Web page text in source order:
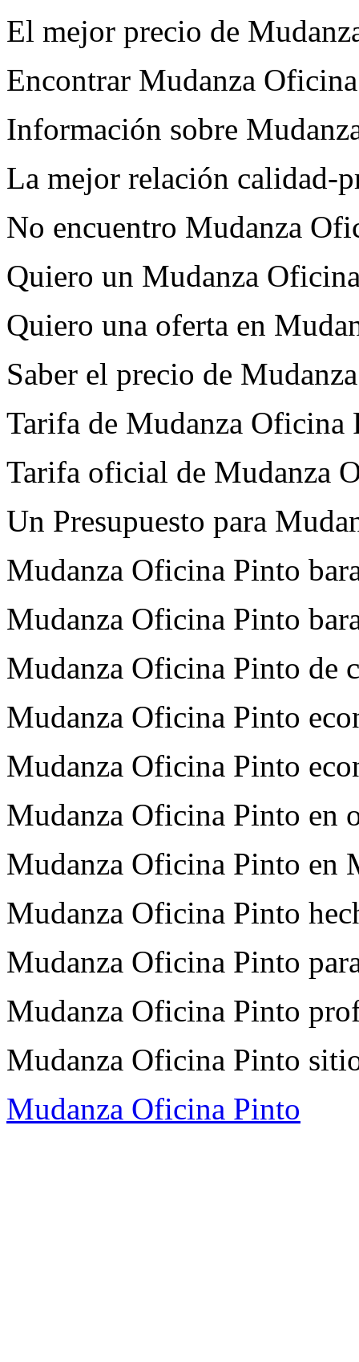
El mejor precio de
Encontrar Mudanza
Información sobre
La mejor relación calidad-
No encuentro Mudanza
Quiero un Mudanza
Quiero una oferta en
Saber el precio de
Tarifa de Mudanza Oficina
Tarifa oficial de Mudanza
Un Presupuesto para
Mudanza Oficina Pinto
Mudanza Oficina Pinto
Mudanza Oficina Pinto de
Mudanza Oficina Pinto
Mudanza Oficina Pinto
Mudanza Oficina Pinto en
Mudanza Oficina Pinto en
Mudanza Oficina Pinto
Mudanza Oficina Pinto
Mudanza Oficina Pinto
Mudanza Oficina Pinto
Mudanza Oficina Pinto